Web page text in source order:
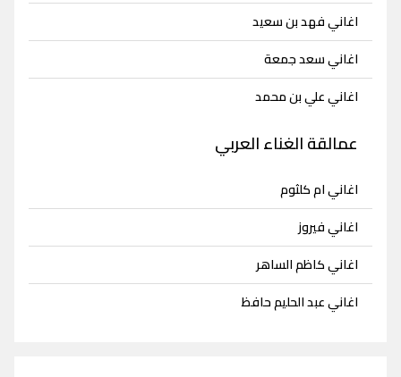
اغاني فهد بن سعيد
اغاني سعد جمعة
اغاني علي بن محمد
عمالقة الغناء العربي
اغاني ام كلثوم
اغاني فيروز
اغاني كاظم الساهر
اغاني عبد الحليم حافظ